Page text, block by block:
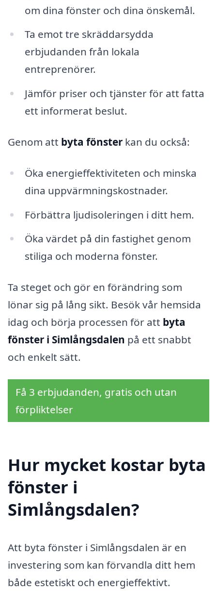
om dina fönster och dina önskemål.
Ta emot tre skräddarsydda
erbjudanden från lokala
entreprenörer.
Jämför priser och tjänster för att fatta
ett informerat beslut.
Genom att byta fönster kan du också:
Öka energieffektiviteten och minska
dina uppvärmningskostnader.
Förbättra ljudisoleringen i ditt hem.
Öka värdet på din fastighet genom
stiliga och moderna fönster.
Ta steget och gör en förändring som
lönar sig på lång sikt. Besök vår hemsida
idag och börja processen för att byta
fönster i Simlångsdalen på ett snabbt
och enkelt sätt.
Få 3 erbjudanden, gratis och utan
förpliktelser
Hur mycket kostar byta
fönster i
Simlångsdalen?
Att byta fönster i Simlångsdalen är en
investering som kan förvandla ditt hem
både estetiskt och energieffektivt.